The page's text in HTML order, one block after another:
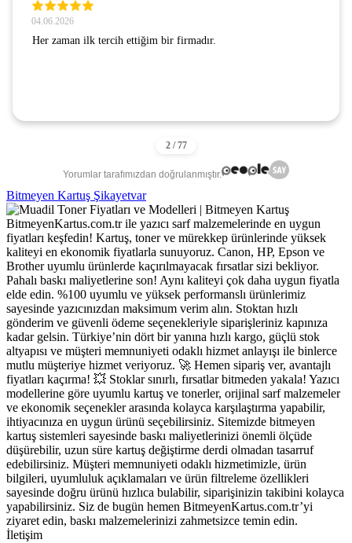
04.06.2026
Her zaman ilk tercih ettiğim bir firmadır.
Yorumlar tarafımızdan doğrulanmıştır.
Bitmeyen Kartuş Şikayetvar
BitmeyenKartus.com.tr ile yazıcı sarf malzemelerinde en uygun
fiyatları keşfedin! Kartuş, toner ve mürekkep ürünlerinde yüksek
kaliteyi en ekonomik fiyatlarla sunuyoruz. Canon, HP, Epson ve
Brother uyumlu ürünlerde kaçırılmayacak fırsatlar sizi bekliyor.
Pahalı baskı maliyetlerine son! Aynı kaliteyi çok daha uygun fiyatla
elde edin. %100 uyumlu ve yüksek performanslı ürünlerimiz
sayesinde yazıcınızdan maksimum verim alın. Stoktan hızlı
gönderim ve güvenli ödeme seçenekleriyle siparişleriniz kapınıza
kadar gelsin. Türkiye’nin dört bir yanına hızlı kargo, güçlü stok
altyapısı ve müşteri memnuniyeti odaklı hizmet anlayışı ile binlerce
mutlu müşteriye hizmet veriyoruz. 🚀 Hemen sipariş ver, avantajlı
fiyatları kaçırma! 💥 Stoklar sınırlı, fırsatlar bitmeden yakala! Yazıcı
modellerine göre uyumlu kartuş ve tonerler, orijinal sarf malzemeler
ve ekonomik seçenekler arasında kolayca karşılaştırma yapabilir,
ihtiyacınıza en uygun ürünü seçebilirsiniz. Sitemizde bitmeyen
kartuş sistemleri sayesinde baskı maliyetlerinizi önemli ölçüde
düşürebilir, uzun süre kartuş değiştirme derdi olmadan tasarruf
edebilirsiniz. Müşteri memnuniyeti odaklı hizmetimizle, ürün
bilgileri, uyumluluk açıklamaları ve ürün filtreleme özellikleri
sayesinde doğru ürünü hızlıca bulabilir, siparişinizin takibini kolayca
yapabilirsiniz. Siz de bugün hemen BitmeyenKartus.com.tr’yi
ziyaret edin, baskı malzemelerinizi zahmetsizce temin edin.
İletişim